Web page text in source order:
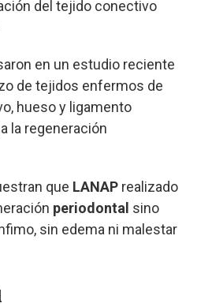
del tejido conectivo
en un estudio reciente
de tejidos enfermos de
hueso y ligamento
la regeneración
que LANAP realizado
periodontal sino
sin edema ni malestar